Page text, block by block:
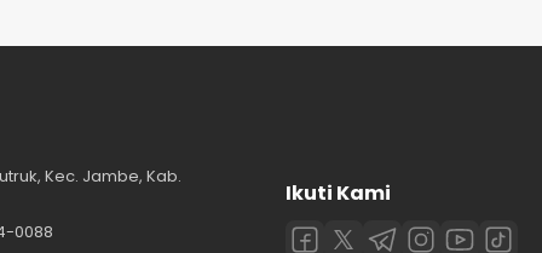
Kec. Jambe, Kab.
0088
Ikuti Kami